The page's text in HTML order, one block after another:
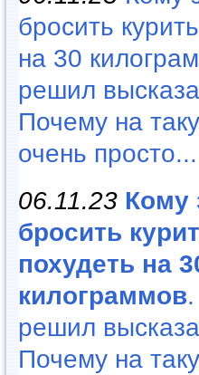
бросить
на 30
решил
Почему на
очень просто...
06.11.23 Кому
бросить
похудеть на
килограммов
решил
Почему на